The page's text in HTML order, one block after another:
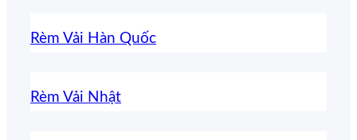
Rèm Vải Hàn Quốc
Rèm Vải Nhật